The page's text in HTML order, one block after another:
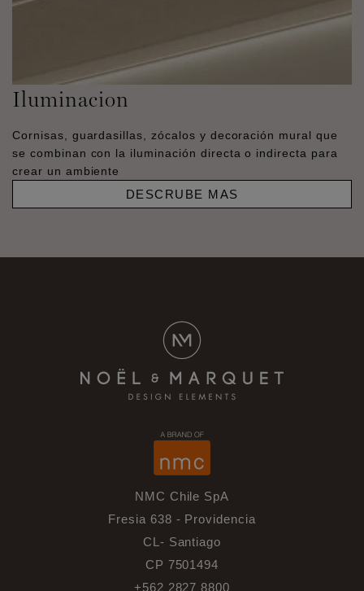
Iluminacion
Cornisas, guardasillas, zócalos y decoración mural que
se combinan con la iluminación directa o indirecta para
crear un ambiente
DESCRUBE MAS
NMC Chile SpA
Fresia 638 - Providencia
CL- Santiago
CP 7501494
+562 2827 8800